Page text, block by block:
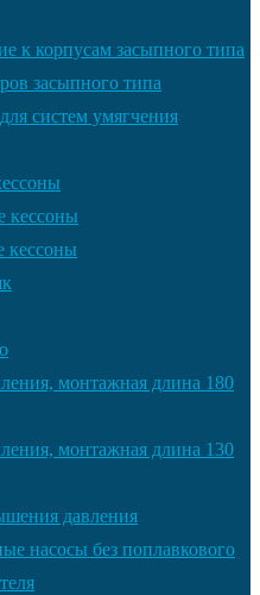
к корпусам засыпного типа
засыпного типа
систем умягчения
кессоны
кессоны
монтажная длина 180
монтажная длина 130
давления
насосы без поплавкового